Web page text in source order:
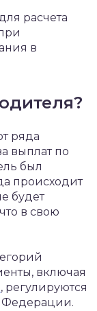
расчета
в
ряда
выплат по
был
происходит
будет
в свою
включая
, регулируются
Федерации.